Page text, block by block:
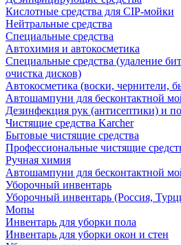
Кислотные средства для CIP-мойки
Нейтральные средства
Специальные средства
Автохимия и автокосметика
Специальные средства (удаление
очистка дисков)
Автокосметика (воски, чернители,
Автошампуни для бесконтактной
Дезинфекция рук (антисептики) и
Чистящие средства Karcher
Бытовые чистящие средства
Профессиональные чистящие
Ручная химия
Автошампуни для бесконтактной
Уборочный инвентарь
Уборочный инвентарь (Россия,
Мопы
Инвентарь для уборки пола
Инвентарь для уборки окон и стен